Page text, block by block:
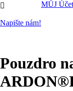

Napište nám!
MŮJ Účet
Pouzdro